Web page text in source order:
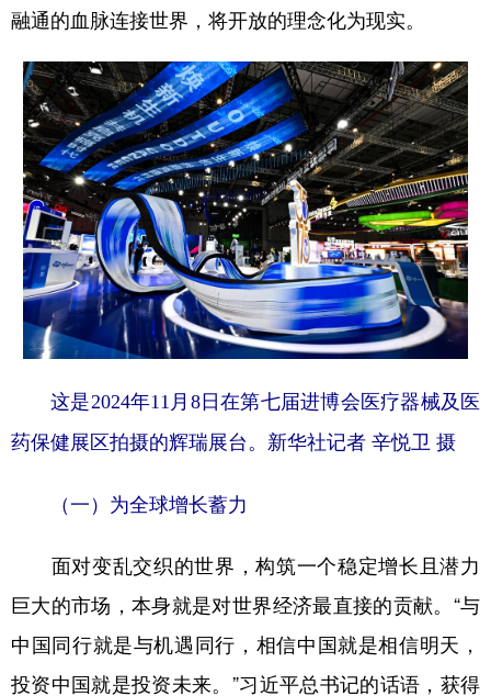
新疆 内蒙古 黑龙江
多语种频道
English Español Français عربى
Русский язык 日本語 한국어
Deutsch Português
融通的血脉连接世界，将开放的理念化为现实。
这是2024年11月8日在第七届进博会医疗器械及医
药保健展区拍摄的辉瑞展台。新华社记者 辛悦卫 摄
（一）为全球增长蓄力
面对变乱交织的世界，构筑一个稳定增长且潜力
巨大的市场，本身就是对世界经济最直接的贡献。“与
中国同行就是与机遇同行，相信中国就是相信明天，
投资中国就是投资未来。”习近平总书记的话语，获得